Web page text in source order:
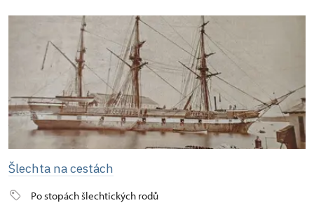
Šlechta na cestách
Po stopách šlechtických rodů